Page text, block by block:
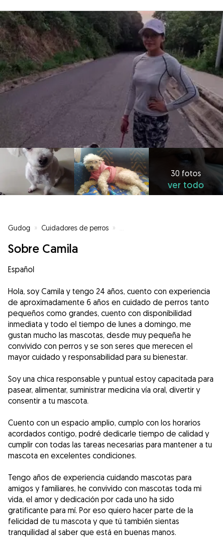
30 fotos
ver todo
Gudog » Cuidadores de perros »
Sobre Camila
Español
Hola, soy Camila y tengo 24 años, cuento con experiencia
de aproximadamente 6 años en cuidado de perros tanto
pequeños como grandes, cuento con disponibilidad
inmediata y todo el tiempo de lunes a domingo, me
gustan mucho las mascotas, desde muy pequeña he
convivido con perros y se son seres que merecen el
mayor cuidado y responsabilidad para su bienestar.
Soy una chica responsable y puntual estoy capacitada para
pasear, alimentar, suministrar medicina vía oral, divertir y
consentir a tu mascota.
Cuento con un espacio amplio, cumplo con los horarios
acordados contigo, podré dedicarle tiempo de calidad y
cumplir con todas las tareas necesarias para mantener a tu
mascota en excelentes condiciones.
Tengo años de experiencia cuidando mascotas para
amigos y familiares, he convivido con mascotas toda mi
vida, el amor y dedicación por cada uno ha sido
gratificante para mí. Por eso quiero hacer parte de la
felicidad de tu mascota y que tú también sientas
tranquilidad al saber que está en buenas manos.